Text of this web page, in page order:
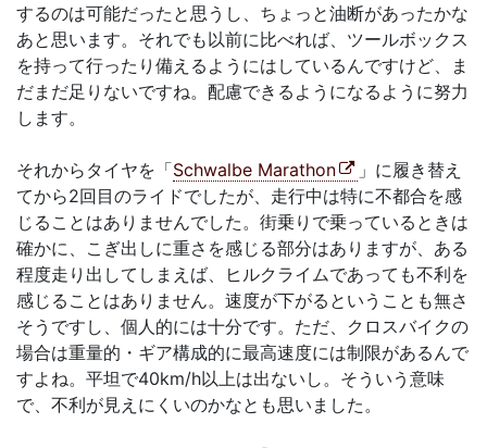
するのは可能だったと思うし、ちょっと油断があったかな
あと思います。それでも以前に比べれば、ツールボックス
を持って行ったり備えるようにはしているんですけど、ま
だまだ足りないですね。配慮できるようになるように努力
します。
それからタイヤを「Schwalbe Marathon
」に履き替え
てから2回目のライドでしたが、走行中は特に不都合を感
じることはありませんでした。街乗りで乗っているときは
確かに、こぎ出しに重さを感じる部分はありますが、ある
程度走り出してしまえば、ヒルクライムであっても不利を
感じることはありません。速度が下がるということも無さ
そうですし、個人的には十分です。ただ、クロスバイクの
場合は重量的・ギア構成的に最高速度には制限があるんで
すよね。平坦で40km/h以上は出ないし。そういう意味
で、不利が見えにくいのかなとも思いました。